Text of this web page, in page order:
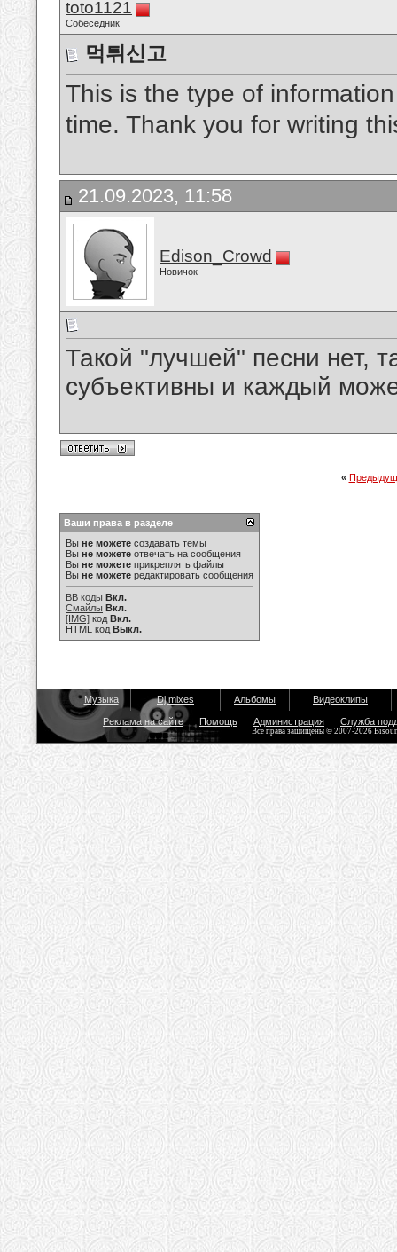
toto1121
Собеседник
먹튀신고
This is the type of
time. Thank you for writing
21.09.2023, 11:58
Edison_Crowd
Новичок
Такой "лучшей" песни нет,
субъективны и каждый
«
Ваши права в разделе
Вы не можете создавать темы
Вы не можете отвечать на сообщения
Вы не можете прикреплять файлы
Вы не можете редактировать сообщения
BB коды Вкл.
Смайлы Вкл.
[IMG] код Вкл.
HTML код Выкл.
Музыка Dj mixes Альбомы Видеоклипы
Реклама на сайте Помощь Администрация Служба
Все права защищены © 2007-2026